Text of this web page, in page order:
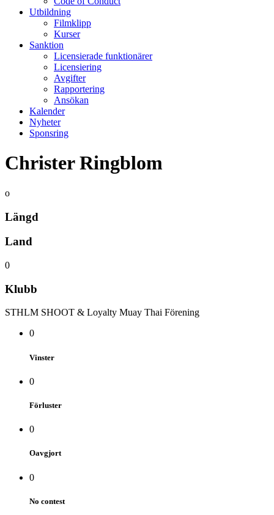
Utbildning
Filmklipp
Kurser
Sanktion
Licensierade funktionärer
Licensiering
Avgifter
Rapportering
Ansökan
Kalender
Nyheter
Sponsring
Christer Ringblom
o
Längd
Land
0
Klubb
STHLM SHOOT & Loyalty Muay Thai Förening
0
Vinster
0
Förluster
0
Oavgjort
0
No contest